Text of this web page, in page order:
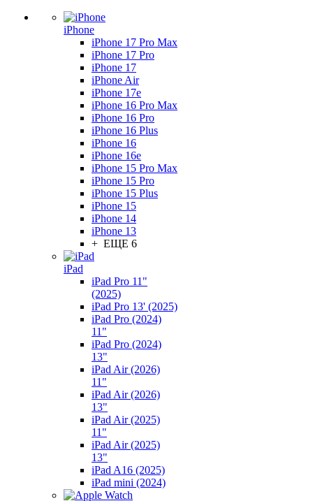
iPhone
iPhone 17 Pro Max
iPhone 17 Pro
iPhone 17
iPhone Air
iPhone 17e
iPhone 16 Pro Max
iPhone 16 Pro
iPhone 16 Plus
iPhone 16
iPhone 16e
iPhone 15 Pro Max
iPhone 15 Pro
iPhone 15 Plus
iPhone 15
iPhone 14
iPhone 13
+ ЕЩЕ 6
iPad
iPad Pro 11"
(2025)
iPad Pro 13' (2025)
iPad Pro (2024)
11"
iPad Pro (2024)
13"
iPad Air (2026)
11"
iPad Air (2026)
13"
iPad Air (2025)
11"
iPad Air (2025)
13"
iPad A16 (2025)
iPad mini (2024)